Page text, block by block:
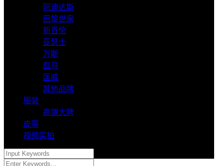
阿迪达斯
巴黎世家
新百伦
亚瑟士
万斯
彪马
匡威
其他品牌
服装
高端大牌
皮带
视频实拍